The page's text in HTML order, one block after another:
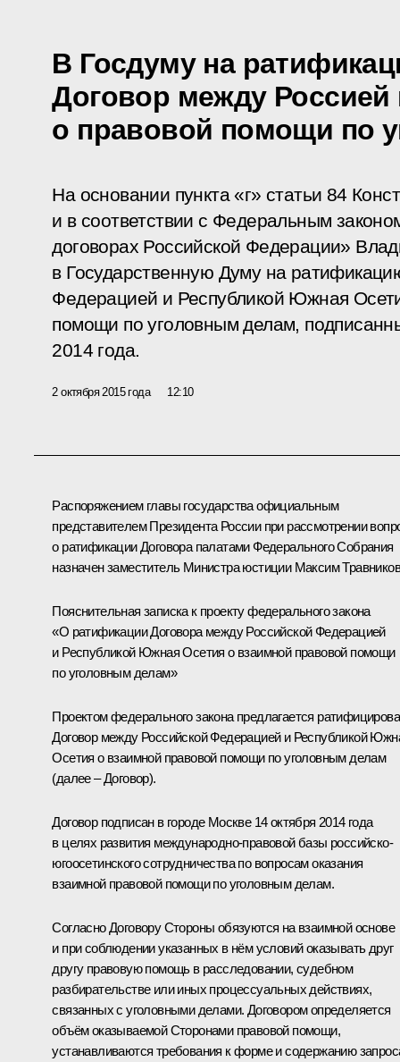
В Госдуму на
Договор между
о правовой помощи по
На основании пункта «г» статьи 84
и в соответствии с Федеральным
договорах Российской Федерации»
в Государственную Думу на
Федерацией и Республикой Южная
помощи по уголовным делам,
2014 года.
2 октября 2015 года 12:10
Распоряжением главы государства официальным
представителем Президента России при рассмотрении
о ратификации Договора палатами Федерального Собрания
назначен заместитель Министра юстиции Максим
Пояснительная записка к проекту федерального закона
«О ратификации Договора между Российской Федерацией
и Республикой Южная Осетия о взаимной правовой помощи
по уголовным делам»
Проектом федерального закона предлагается
Договор между Российской Федерацией и Республикой
Осетия о взаимной правовой помощи по уголовным делам
(далее – Договор).
Договор подписан в городе Москве 14 октября 2014 года
в целях развития международно-правовой базы российско-
югоосетинского сотрудничества по вопросам оказания
взаимной правовой помощи по уголовным делам.
Согласно Договору Стороны обязуются на взаимной основе
и при соблюдении указанных в нём условий оказывать друг
другу правовую помощь в расследовании, судебном
разбирательстве или иных процессуальных действиях,
связанных с уголовными делами. Договором определяется
объём оказываемой Сторонами правовой помощи,
устанавливаются требования к форме и содержанию